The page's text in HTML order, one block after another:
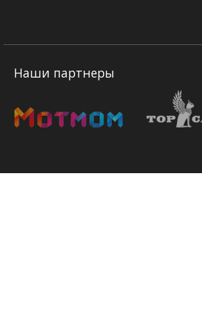
Наши партнеры